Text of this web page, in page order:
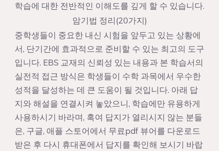
학습에 대한 전반적인 이해도를 깊게 할 수 있습니다.
암기법 정리(20가지)
중학생들이 중요한 내신 시험을 앞두고 있는 상황에
서, 단기간에 효과적으로 준비할 수 있는 최고의 도구
입니다. EBS 교재의 신뢰성 있는 내용과 본 학습서의
실전적 접근 방식은 학생들이 수학 과목에서 우수한
성적을 달성하는 데 큰 도움이 될 것입니다. 아래 답
지와 해설을 연결시켜 놓았으니, 학습에만 유용하게
사용하시기 바라며, 혹여 답지가 열리시지 않는 분들
은, 구글, 애플 스토어에서 무료pdf 뷰어를 다운로드
받은 후 다시 휴대폰에서 답지를 확인해 보시기 바랍